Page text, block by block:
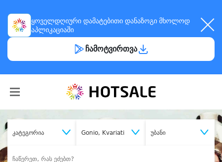
ყოველდღიური დამატებითი დანაზოგი მხოლოდ
აპლიკაციაში
ჩამოტვირთვა
კატეგორია Gonio, Kvariati უბანი